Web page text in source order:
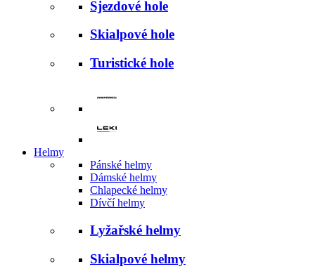
Sjezdové hole
Skialpové hole
Turistické hole
Helmy
Pánské helmy
Dámské helmy
Chlapecké helmy
Dívčí helmy
Lyžařské helmy
Skialpové helmy